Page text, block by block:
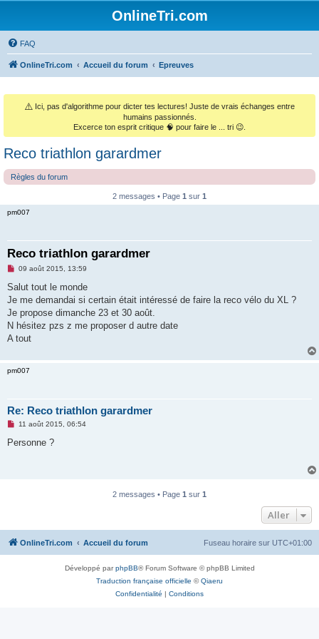
OnlineTri.com
FAQ
OnlineTri.com Accueil du forum Epreuves
⚠️ Ici, pas d'algorithme pour dicter tes lectures! Juste de vrais échanges entre
humains passionnés.
Excerce ton esprit critique 🧠 pour faire le ... tri 😉.
Reco triathlon garardmer
Règles du forum
2 messages • Page 1 sur 1
pm007
Reco triathlon garardmer
M
s
a
g
n
o
u
09 août 2015, 13:59
Salut tout le monde
Je me demandai si certain était intéressé de faire la reco vélo du XL ?
Je propose dimanche 23 et 30 août.
N hésitez pzs z me proposer d autre date
A tout
pm007
Re: Reco triathlon garardmer
M
s
11 août 2015, 06:54
Personne ?
2 messages • Page 1 sur 1
Aller
OnlineTri.com Accueil du forum Fuseau horaire sur UTC+01:00
Développé parphpBB® Forum Software © phpBB Limited
Traduction française officielle ©Qiaeru
Confidentialité | Conditions